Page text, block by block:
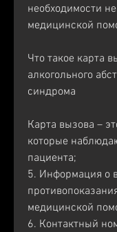
необходимости
медицинской
Что такое карта
алкогольного
синдрома
Карта вызова –
которые
пациента;
5. Информация о
медицинской
6. Контактный